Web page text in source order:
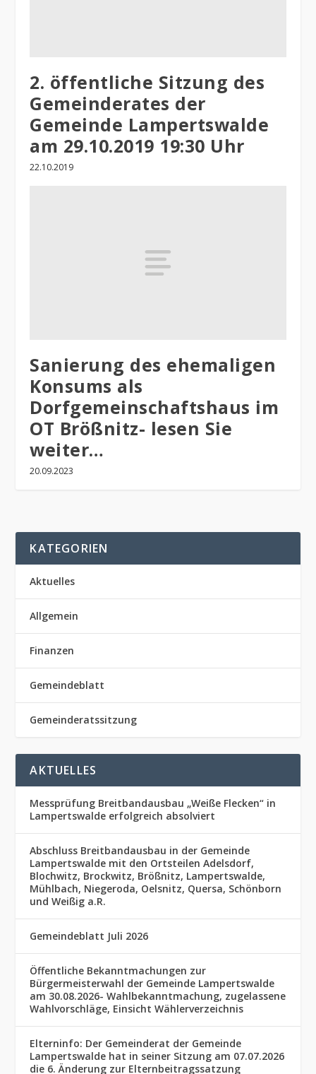
2. öffentliche Sitzung des
Gemeinderates der
Gemeinde Lampertswalde
am 29.10.2019 19:30 Uhr
22.10.2019
Sanierung des ehemaligen
Konsums als
Dorfgemeinschaftshaus im
OT Brößnitz- lesen Sie
weiter…
20.09.2023
KATEGORIEN
Aktuelles
Allgemein
Finanzen
Gemeindeblatt
Gemeinderatssitzung
AKTUELLES
Messprüfung Breitbandausbau „Weiße Flecken“ in
Lampertswalde erfolgreich absolviert
Abschluss Breitbandausbau in der Gemeinde
Lampertswalde mit den Ortsteilen Adelsdorf,
Blochwitz, Brockwitz, Brößnitz, Lampertswalde,
Mühlbach, Niegeroda, Oelsnitz, Quersa, Schönborn
und Weißig a.R.
Gemeindeblatt Juli 2026
Öffentliche Bekanntmachungen zur
Bürgermeisterwahl der Gemeinde Lampertswalde
am 30.08.2026- Wahlbekanntmachung, zugelassene
Wahlvorschläge, Einsicht Wählerverzeichnis
Elterninfo: Der Gemeinderat der Gemeinde
Lampertswalde hat in seiner Sitzung am 07.07.2026
die 6. Änderung zur Elternbeitragssatzung